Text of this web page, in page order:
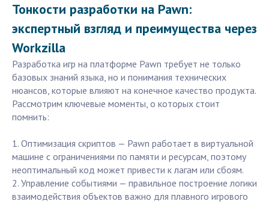
Тонкости разработки на Pawn:
экспертный взгляд и преимущества через
Workzilla
Разработка игр на платформе Pawn требует не только
базовых знаний языка, но и понимания технических
нюансов, которые влияют на конечное качество продукта.
Рассмотрим ключевые моменты, о которых стоит
помнить:
1. Оптимизация скриптов — Pawn работает в виртуальной
машине с ограничениями по памяти и ресурсам, поэтому
неоптимальный код может привести к лагам или сбоям.
2. Управление событиями — правильное построение логики
взаимодействия объектов важно для плавного игрового